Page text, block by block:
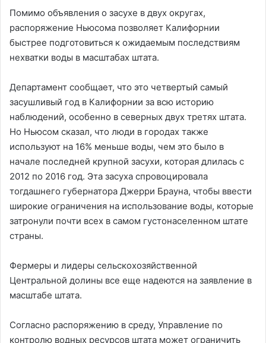
Помимо объявления о засухе в двух округах,
распоряжение Ньюсома позволяет Калифорнии
быстрее подготовиться к ожидаемым последствиям
нехватки воды в масштабах штата.
Департамент сообщает, что это четвертый самый
засушливый год в Калифорнии за всю историю
наблюдений, особенно в северных двух третях штата.
Но Ньюсом сказал, что люди в городах также
используют на 16% меньше воды, чем это было в
начале последней крупной засухи, которая длилась с
2012 по 2016 год. Эта засуха спровоцировала
тогдашнего губернатора Джерри Брауна, чтобы ввести
широкие ограничения на использование воды, которые
затронули почти всех в самом густонаселенном штате
страны.
Фермеры и лидеры сельскохозяйственной
Центральной долины все еще надеются на заявление в
масштабе штата.
Согласно распоряжению в среду, Управление по
контролю водных ресурсов штата может ограничить